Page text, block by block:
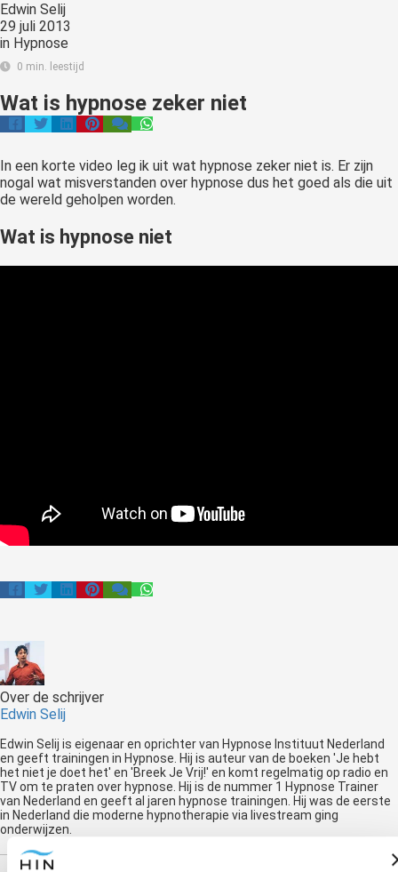
Edwin Selij
29 juli 2013
in Hypnose
0 min. leestijd
Wat is hypnose zeker niet
In een korte video leg ik uit wat hypnose zeker niet is. Er zijn
nogal wat misverstanden over hypnose dus het goed als die uit
de wereld geholpen worden.
Wat is hypnose niet
Over de schrijver
Edwin Selij
Edwin Selij is eigenaar en oprichter van Hypnose Instituut Nederland
en geeft trainingen in Hypnose. Hij is auteur van de boeken 'Je hebt
het niet je doet het' en 'Breek Je Vrij!' en komt regelmatig op radio en
TV om te praten over hypnose. Hij is de nummer 1 Hypnose Trainer
van Nederland en geeft al jaren hypnose trainingen. Hij was de eerste
in Nederland die moderne hypnotherapie via livestream ging
onderwijzen.